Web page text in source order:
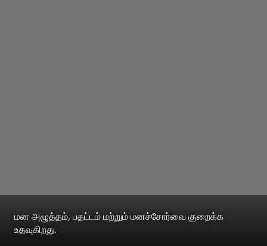
மன அழுத்தம், பதட்டம் மற்றும் மனச்சோர்வை குறைக்க
உதவுகிறது.